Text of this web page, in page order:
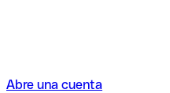
Abre una cuenta